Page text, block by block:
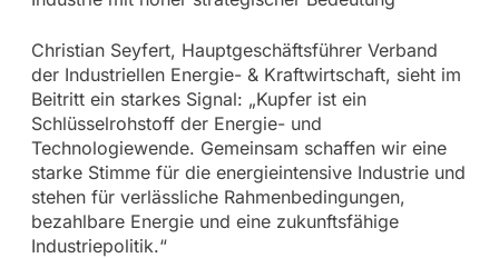
Christian Seyfert, Hauptgeschäftsführer Verband
der Industriellen Energie- & Kraftwirtschaft, sieht im
Beitritt ein starkes Signal: „Kupfer ist ein
Schlüsselrohstoff der Energie- und
Technologiewende. Gemeinsam schaffen wir eine
starke Stimme für die energieintensive Industrie und
stehen für verlässliche Rahmenbedingungen,
bezahlbare Energie und eine zukunftsfähige
Industriepolitik.“